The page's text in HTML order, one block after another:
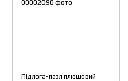
Підлога-пазл плюшевий